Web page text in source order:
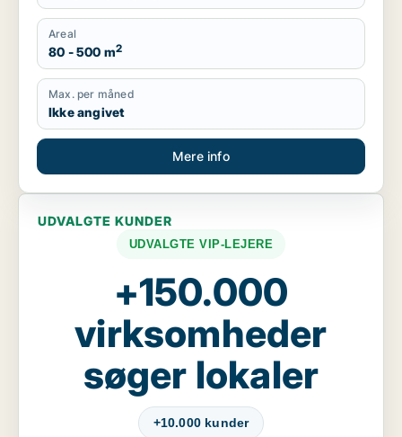
Areal
80 - 500 m2
Max. per måned
Ikke angivet
Mere info
UDVALGTE KUNDER
UDVALGTE VIP-LEJERE
+150.000
virksomheder
søger lokaler
+10.000 kunder